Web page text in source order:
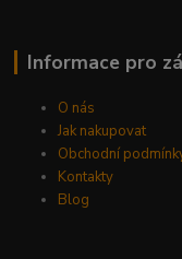
Informace pro
O nás
Jak nakupovat
Obchodní
Kontakty
Blog